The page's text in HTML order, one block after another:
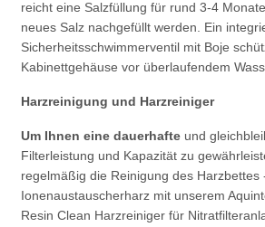
reicht eine Salzfüllung für rund 3-4
neues Salz nachgefüllt werden. Ein
Sicherheitsschwimmerventil mit Boje
Kabinettgehäuse vor überlaufendem
Harzreinigung und Harzreiniger
Um Ihnen eine dauerhafte und
Filterleistung und Kapazität zu
regelmäßig die Reinigung des Harzbettes
Ionenaustauscherharz mit unserem
Resin Clean Harzreiniger für